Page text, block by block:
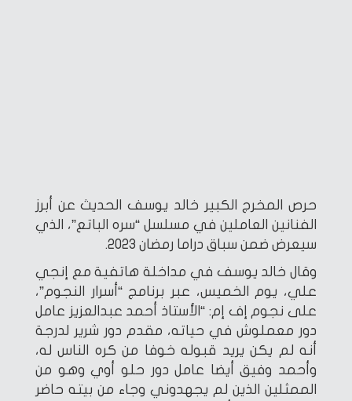
حرص المخرج الكبير خالد يوسف الحديث عن أبرز
الفنانين العاملين في مسلسل “سره الباتع”، الذي
سيعرض ضمن سباق دراما رمضان 2023.
وقال خالد يوسف في مداخلة هاتفية مع إنجي
علي، يوم الخميس، عبر برنامج “أسرار النجوم”،
على نجوم إف إم: “الأستاذ أحمد عبدالعزيز عامل
دور معملوش في حياته، مقدم دور شرير لدرجة
أنه لم يكن يريد قبوله خوفا من كره الناس له،
وأحمد وفيق أيضا عامل دور حلو أوي وهو من
الممثلين الذين لم يجهدوني وجاء من بيته حاضر